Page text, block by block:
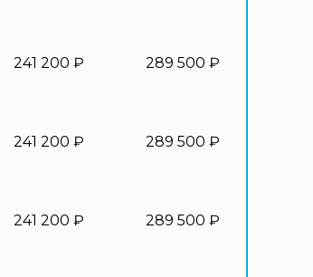
241 200 ₽ 289 500 ₽
241 200 ₽ 289 500 ₽
241 200 ₽ 289 500 ₽